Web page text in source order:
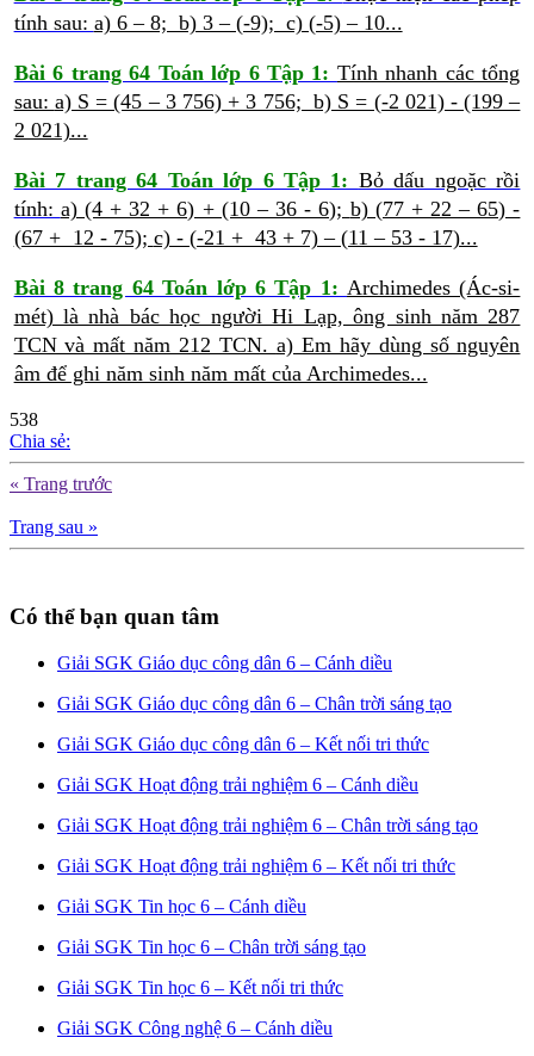
tính sau: a) 6 – 8; b) 3 – (-9); c) (-5) – 10...
Bài 6 trang 64 Toán lớp 6 Tập 1: Tính nhanh các tổng
sau: a) S = (45 – 3 756) + 3 756;b) S = (-2 021) - (199 –
2 021)...
Bài 7 trang 64 Toán lớp 6 Tập 1: Bỏ dấu ngoặc rồi
tính: a) (4 + 32 + 6) + (10 – 36 - 6); b) (77 + 22 – 65) -
(67 + 12 - 75); c) - (-21 + 43 + 7) – (11 – 53 - 17)...
Bài 8 trang 64 Toán lớp 6 Tập 1:Archimedes (Ác-si-
mét) là nhà bác học người Hi Lạp, ông sinh năm 287
TCN và mất năm 212 TCN. a) Em hãy dùng số nguyên
âm để ghi năm sinh năm mất của Archimedes...
538
Chia sẻ:
« Trang trước
Trang sau »
Có thể bạn quan tâm
Giải SGK Giáo dục công dân 6 – Cánh diều
Giải SGK Giáo dục công dân 6 – Chân trời sáng tạo
Giải SGK Giáo dục công dân 6 – Kết nối tri thức
Giải SGK Hoạt động trải nghiệm 6 – Cánh diều
Giải SGK Hoạt động trải nghiệm 6 – Chân trời sáng tạo
Giải SGK Hoạt động trải nghiệm 6 – Kết nối tri thức
Giải SGK Tin học 6 – Cánh diều
Giải SGK Tin học 6 – Chân trời sáng tạo
Giải SGK Tin học 6 – Kết nối tri thức
Giải SGK Công nghệ 6 – Cánh diều